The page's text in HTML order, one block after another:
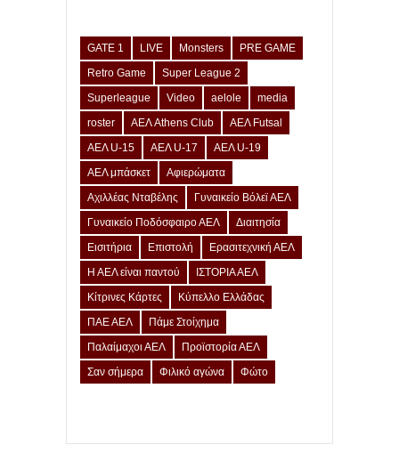
GATE 1 LIVE Monsters
PRE GAME
Retro Game
Super League 2
Superleague
Video aelole
media
roster
ΑΕΛ Athens Club
ΑΕΛ Futsal
ΑΕΛ U-15
ΑΕΛ U-17
ΑΕΛ U-19
ΑΕΛ μπάσκετ
Αφιερώματα
Αχιλλέας Νταβέλης
Γυναικείο Βόλεϊ ΑΕΛ
Γυναικείο Ποδόσφαιρο ΑΕΛ
Διαιτησία
Εισιτήρια
Επιστολή
Ερασιτεχνική ΑΕΛ
Η ΑΕΛ είναι παντού
ΙΣΤΟΡΙΑ ΑΕΛ
Κίτρινες Κάρτες
Κύπελλο Ελλάδας
ΠΑΕ ΑΕΛ
Πάμε Στοίχημα
Παλαίμαχοι ΑΕΛ
Προϊστορία ΑΕΛ
Σαν σήμερα
Φιλικό αγώνα Φώτο